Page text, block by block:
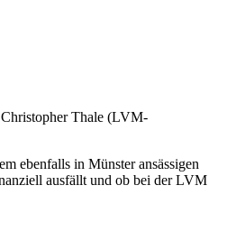
Christopher Thale (LVM-
ebenfalls in Münster ansässigen
ausfällt und ob bei der LVM